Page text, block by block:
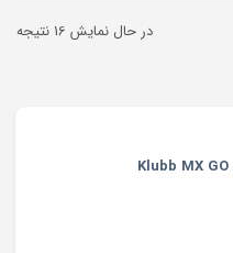
در حال نمایش 16 نتیجه